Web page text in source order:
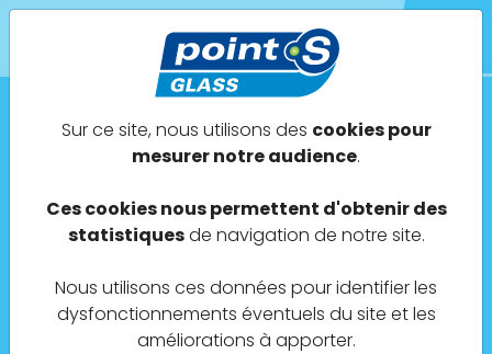
Point S Glass Oyonnax
ALAIN PNEU
BP 6008
01100 Oyonnax
Sur ce site, nous utilisons des cookies pour
mesurer notre audience.
Ces cookies nous permettent d'obtenir des
statistiquesde navigation de notre site.
Nous utilisons ces données pour identifier les
dysfonctionnements éventuels du site et les
améliorations à apporter.